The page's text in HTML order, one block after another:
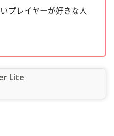
プレイヤーが好きな人
Lite